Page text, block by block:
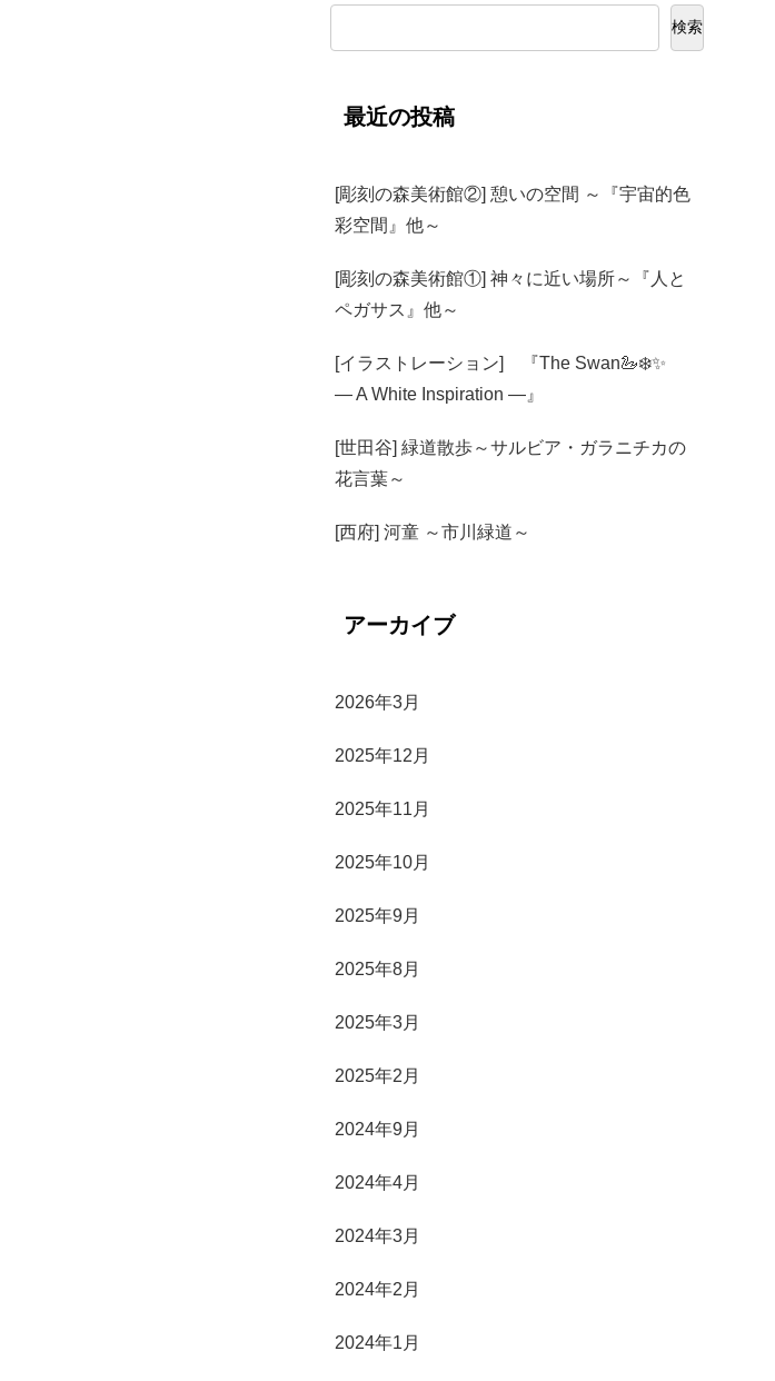
検索
最近の投稿
[彫刻の森美術館②] 憩いの空間 ～『宇宙的色
彩空間』他～
[彫刻の森美術館①] 神々に近い場所～『人と
ペガサス』他～
[イラストレーション] 『The Swan🦢❄️✨
— A White Inspiration —』
[世田谷] 緑道散歩～サルビア・ガラニチカの
花言葉～
[西府] 河童 ～市川緑道～
アーカイブ
2026年3月
2025年12月
2025年11月
2025年10月
2025年9月
2025年8月
2025年3月
2025年2月
2024年9月
2024年4月
2024年3月
2024年2月
2024年1月